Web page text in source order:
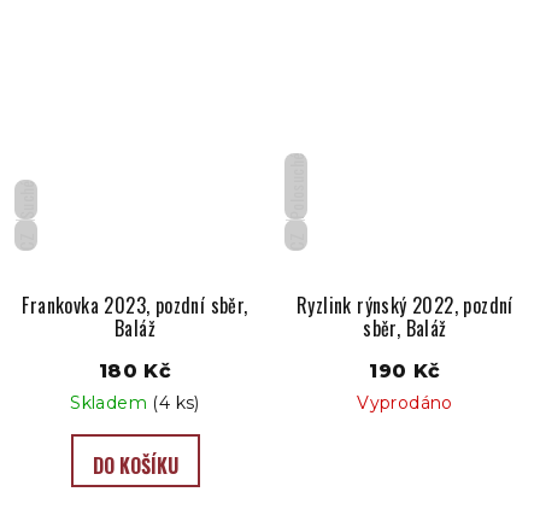
CZ
Suché
Frankovka 2023, pozdní sběr,
Baláž
180 Kč
Skladem (4 ks)
DO KOŠÍKU
CZ
Ryzlink rýnský 2022, pozdní
sběr, Baláž
190 Kč
Vyprodáno